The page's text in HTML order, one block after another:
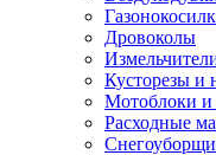
Дровоколы
Кусторезы
Мотоблоки и
Расходные